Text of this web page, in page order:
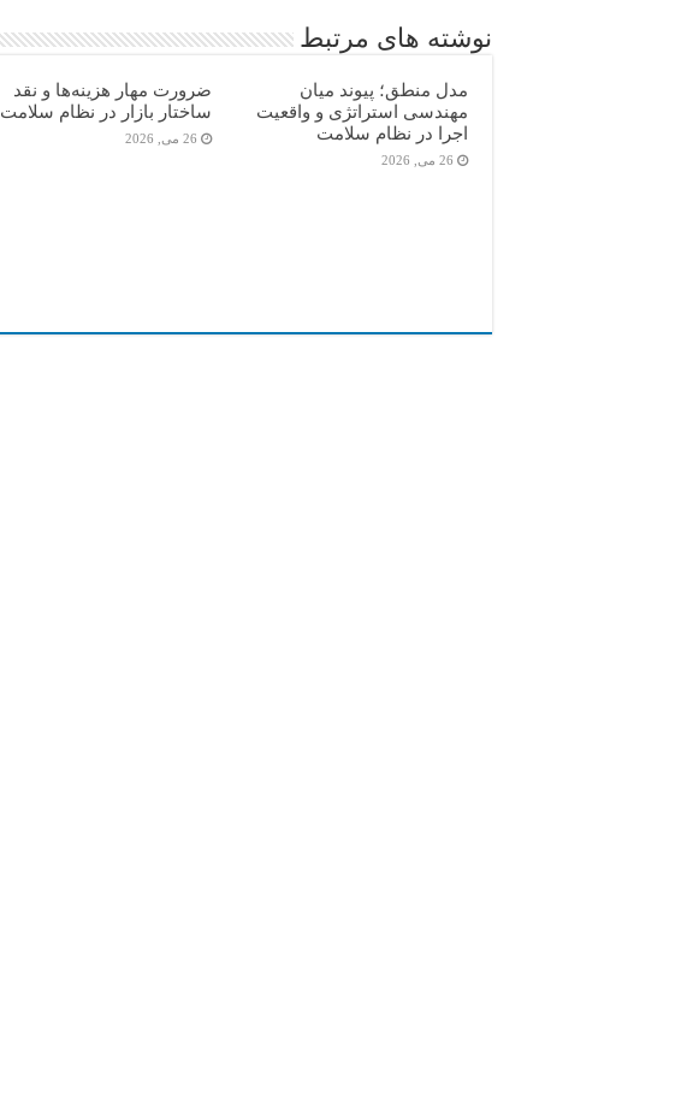
نوشته های مرتبط
مدل منطق؛ پیوند میان
مهندسی استراتژی و واقعیت
اجرا در نظام سلامت
26 می, 2026
ضرورت مهار هزینه‌ها و نقد
ساختار بازار در نظام سلامت
26 می, 2026